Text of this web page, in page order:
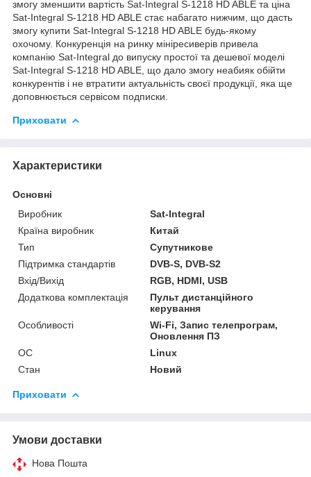
змогу зменшити вартість Sat-Integral S-1218 HD ABLE та ціна
Sat-Integral S-1218 HD ABLE стає набагато нижчим, що дасть
змогу купити Sat-Integral S-1218 HD ABLE будь-якому
охочому. Конкуренція на ринку мініресиверів привела
компанію Sat-Integral до випуску простої та дешевої моделі
Sat-Integral S-1218 HD ABLE, що дало змогу неабияк обійти
конкурентів і не втратити актуальність своєї продукції, яка ще
доповнюється сервісом подписки.
Приховати
Характеристики
Основні
Виробник
Sat-Integral
Країна виробник
Китай
Тип
Супутникове
Підтримка стандартів
DVB-S, DVB-S2
Вхід/Вихід
RGB, HDMI, USB
Додаткова комплектація
Пульт дистанційного
керування
Особливості
Wi-Fi, Запис телепрограм,
Оновлення ПЗ
ОС
Linux
Стан
Новий
Приховати
Умови доставки
Нова Пошта